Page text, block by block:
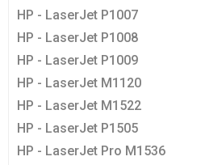
HP - LaserJet P1007
HP - LaserJet P1008
HP - LaserJet P1009
HP - LaserJet M1120
HP - LaserJet M1522
HP - LaserJet P1505
HP - LaserJet Pro M1536